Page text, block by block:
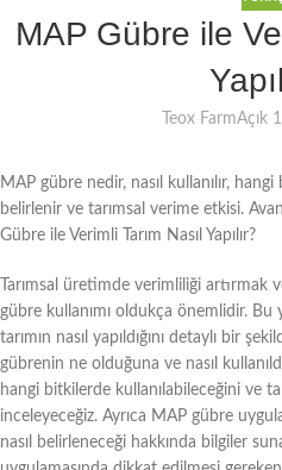
MAP Gübre ile
Teox FarmAçık
MAP gübre nedir, nasıl kullanılır, hangi
belirlenir ve tarımsal verime etkisi.
Gübre ile Verimli Tarım Nasıl Yapılır?
Tarımsal üretimde verimliliği
gübre kullanımı oldukça önemlidir. Bu
tarımın nasıl yapıldığını detaylı bir
gübrenin ne olduğuna ve nasıl
hangi bitkilerde kullanılabileceğini ve
inceleyeceğiz. Ayrıca MAP gübre
nasıl belirleneceği hakkında bilgiler